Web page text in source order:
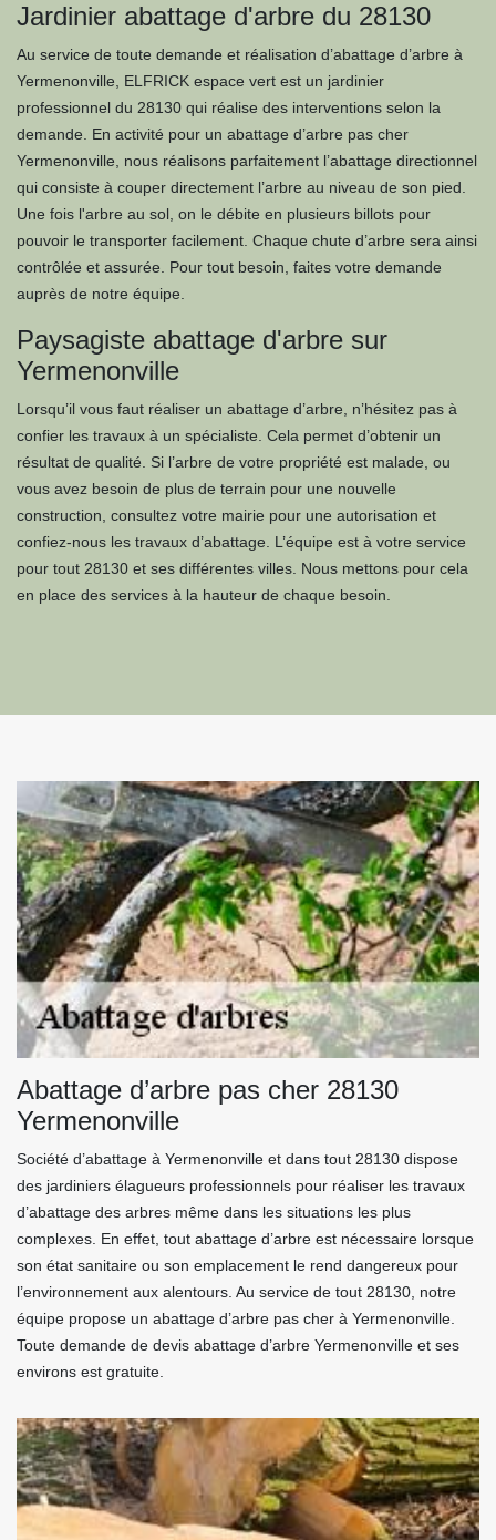
Jardinier abattage d'arbre du 28130
Au service de toute demande et réalisation d’abattage d’arbre à
Yermenonville, ELFRICK espace vert est un jardinier
professionnel du 28130 qui réalise des interventions selon la
demande. En activité pour un abattage d’arbre pas cher
Yermenonville, nous réalisons parfaitement l’abattage directionnel
qui consiste à couper directement l’arbre au niveau de son pied.
Une fois l'arbre au sol, on le débite en plusieurs billots pour
pouvoir le transporter facilement. Chaque chute d’arbre sera ainsi
contrôlée et assurée. Pour tout besoin, faites votre demande
auprès de notre équipe.
Paysagiste abattage d'arbre sur
Yermenonville
Lorsqu’il vous faut réaliser un abattage d’arbre, n’hésitez pas à
confier les travaux à un spécialiste. Cela permet d’obtenir un
résultat de qualité. Si l’arbre de votre propriété est malade, ou
vous avez besoin de plus de terrain pour une nouvelle
construction, consultez votre mairie pour une autorisation et
confiez-nous les travaux d’abattage. L’équipe est à votre service
pour tout 28130 et ses différentes villes. Nous mettons pour cela
en place des services à la hauteur de chaque besoin.
Abattage d’arbre pas cher 28130
Yermenonville
Société d’abattage à Yermenonville et dans tout 28130 dispose
des jardiniers élagueurs professionnels pour réaliser les travaux
d’abattage des arbres même dans les situations les plus
complexes. En effet, tout abattage d’arbre est nécessaire lorsque
son état sanitaire ou son emplacement le rend dangereux pour
l’environnement aux alentours. Au service de tout 28130, notre
équipe propose un abattage d’arbre pas cher à Yermenonville.
Toute demande de devis abattage d’arbre Yermenonville et ses
environs est gratuite.